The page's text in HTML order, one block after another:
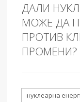
ДАЛИ
МОЖЕ ДА
ПРОТИВ
ПРОМЕНИ?
нуклеарна